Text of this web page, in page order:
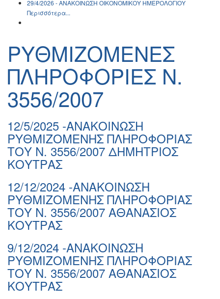
29/4/2026 - ΑΝΑΚΟΙΝΩΣH ΟΙΚΟΝΟΜΙΚΟΥ ΗΜΕΡΟΛΟΓΙΟΥ
Περισσότερα...
ΡΥΘΜΙΖΟΜΕΝΕΣ
ΠΛΗΡΟΦΟΡΙΕΣ Ν.
3556/2007
12/5/2025 -ΑΝΑΚΟΙΝΩΣΗ
ΡΥΘΜΙΖΟΜΕΝΗΣ ΠΛΗΡΟΦΟΡΙΑΣ
ΤΟΥ Ν. 3556/2007 ΔΗΜΗΤΡΙΟΣ
ΚΟΥΤΡΑΣ
12/12/2024 -ΑΝΑΚΟΙΝΩΣΗ
ΡΥΘΜΙΖΟΜΕΝΗΣ ΠΛΗΡΟΦΟΡΙΑΣ
ΤΟΥ Ν. 3556/2007 ΑΘΑΝΑΣΙΟΣ
ΚΟΥΤΡΑΣ
9/12/2024 -ΑΝΑΚΟΙΝΩΣΗ
ΡΥΘΜΙΖΟΜΕΝΗΣ ΠΛΗΡΟΦΟΡΙΑΣ
ΤΟΥ Ν. 3556/2007 ΑΘΑΝΑΣΙΟΣ
ΚΟΥΤΡΑΣ